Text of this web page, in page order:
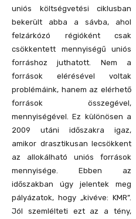
uniós költségvetési ciklusban
bekerült abba a sávba, ahol
felzárkózó régióként csak
csökkentett mennyiségű uniós
forráshoz juthatott. Nem a
források elérésével voltak
problémáink, hanem az elérhető
források összegével,
mennyiségével. Ez különösen a
2009 utáni időszakra igaz,
amikor drasztikusan lecsökkent
az allokálható uniós források
mennyisége. Ebben az
időszakban úgy jelentek meg
pályázatok, hogy „kivéve: KMR”.
Jól szemlélteti ezt az a tény,